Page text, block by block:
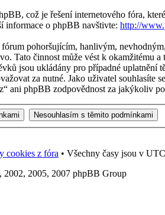
což je řešení internetového fóra,
informace o phpBB navštivte: http://
fórum pohoršujícím, hanlivým,
Tato činnost může vést k okamžitému
jsou ukládány pro případné
za nutné. Jako uživatel souhlasíte
ani phpBB zodpovědnost za jakýkoliv
cookies z fóra • Všechny časy jsou v
2002, 2005, 2007 phpBB Group